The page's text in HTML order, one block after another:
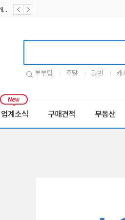
부부팀 주말 당번 캐
업계소식 구매견적 부동산